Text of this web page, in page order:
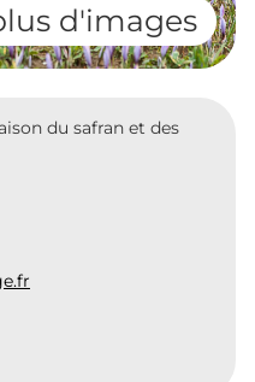
d'images
du safran et des